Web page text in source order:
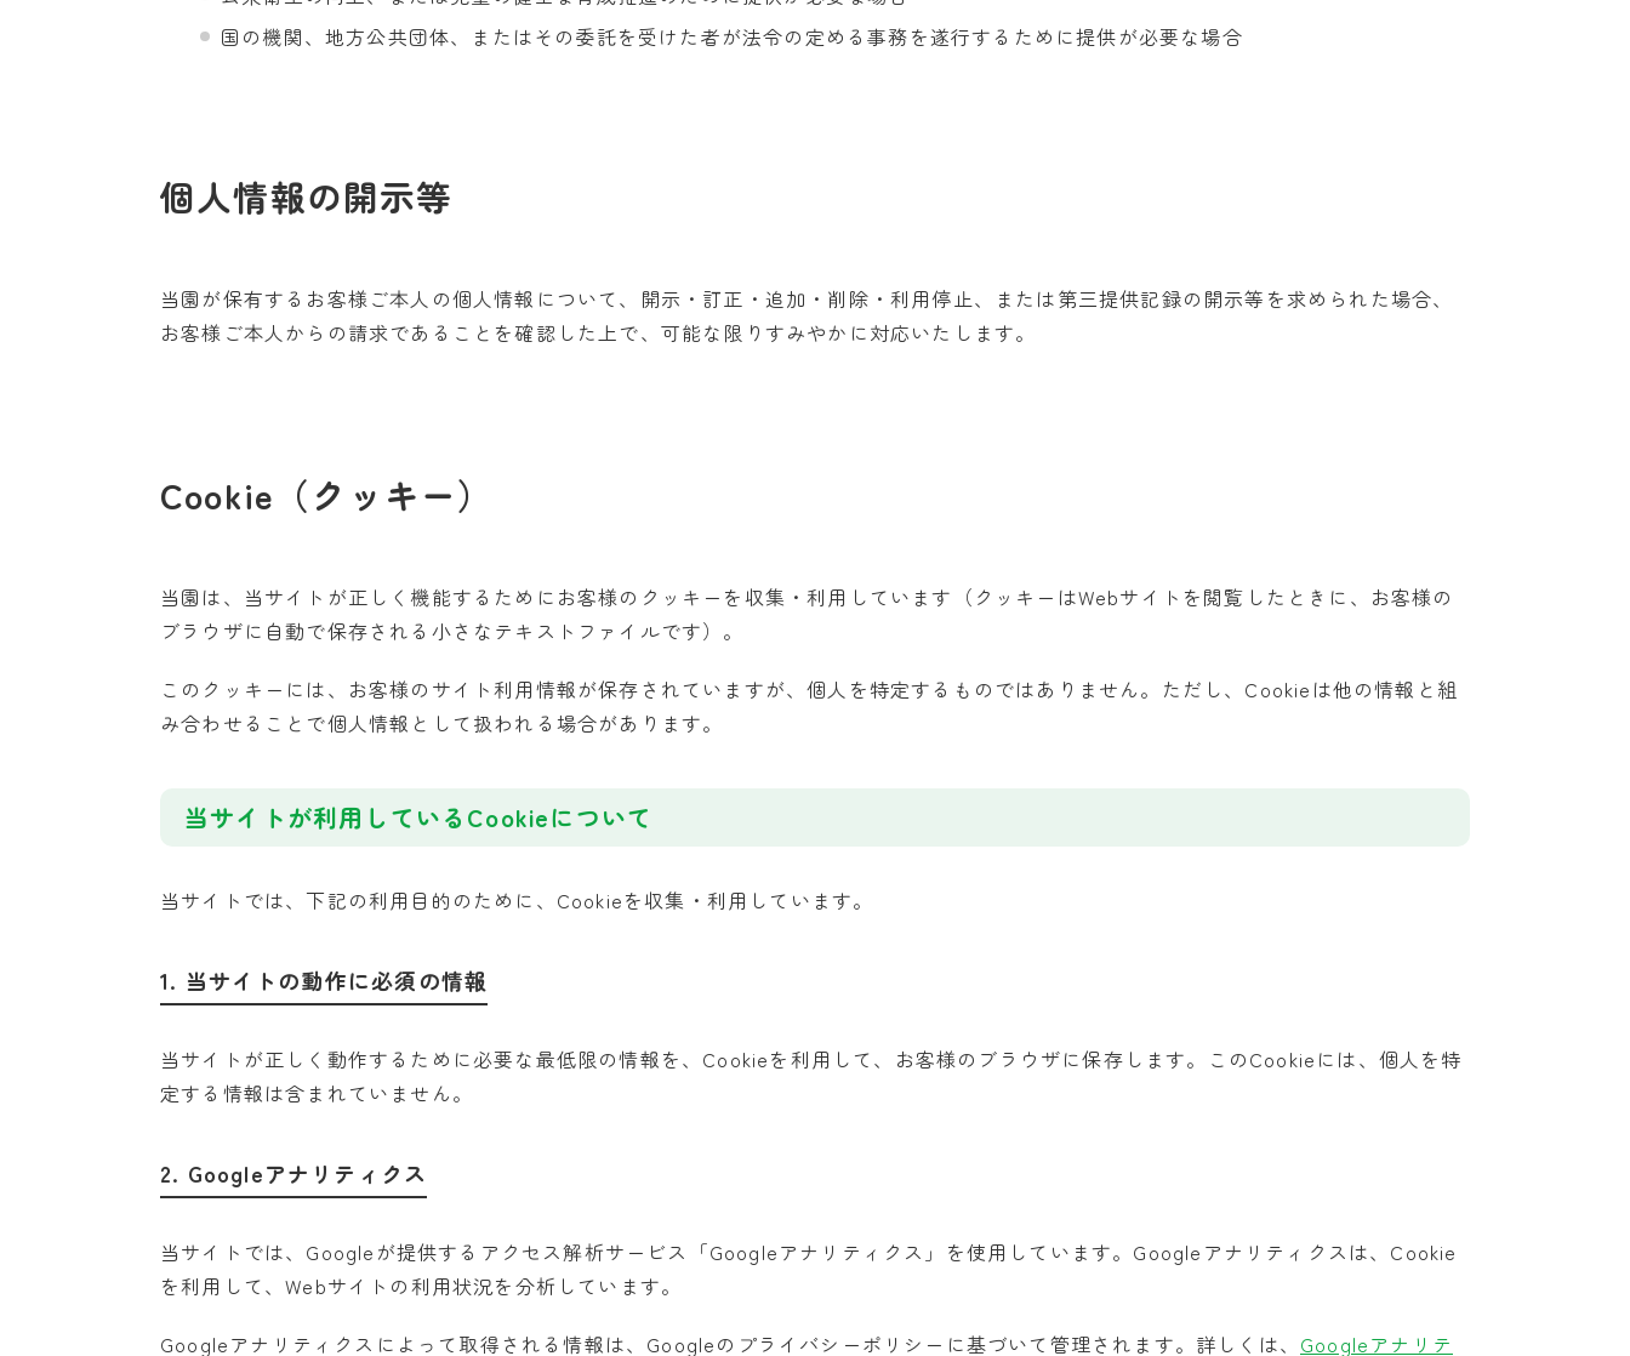
国の機関、地方公共団体、またはその委託を受けた者が法令の定める事務を遂行するために提供が必要な場合
個人情報の開示等
当園が保有するお客様ご本人の個人情報について、開示・訂正・追加・削除・利用停止、または第三提供記録の開示等を求められた場合、
お客様ご本人からの請求であることを確認した上で、可能な限りすみやかに対応いたします。
Cookie（クッキー）
当園は、当サイトが正しく機能するためにお客様のクッキーを収集・利用しています（クッキーはWebサイトを閲覧したときに、お客様の
ブラウザに自動で保存される小さなテキストファイルです）。
このクッキーには、お客様のサイト利用情報が保存されていますが、個人を特定するものではありません。ただし、Cookieは他の情報と組
み合わせることで個人情報として扱われる場合があります。
当サイトが利用しているCookieについて
当サイトでは、下記の利用目的のために、Cookieを収集・利用しています。
1. 当サイトの動作に必須の情報
当サイトが正しく動作するために必要な最低限の情報を、Cookieを利用して、お客様のブラウザに保存します。このCookieには、個人を特
定する情報は含まれていません。
2. Googleアナリティクス
当サイトでは、Googleが提供するアクセス解析サービス「Googleアナリティクス」を使用しています。Googleアナリティクスは、Cookie
を利用して、Webサイトの利用状況を分析しています。
Googleアナリティクスによって取得される情報は、Googleのプライバシーポリシーに基づいて管理されます。詳しくは、 Googleアナリテ